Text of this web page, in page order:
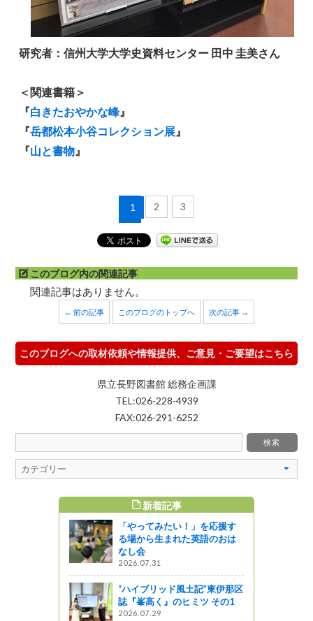
研究者：信州大学大学史資料センター 田中 圭美さん
＜関連書籍＞
『白きたおやかな峰』
『岳都松本小谷コレクション展 』
『山と書物 』
1 2 3
このブログ内の関連記事
関連記事はありません。
← 前の記事 このブログのトップへ 次の記事 →
このブログへの取材依頼や情報提供、ご意見・ご要望はこちら
県立長野図書館 総務企画課
TEL:026-228-4939
FAX:026-291-6252
新着記事
「やってみたい！」を応援す
る場から生まれた英語のおは
なし会
2026.07.31
“ハイブリッド風土記”東伊那区
誌『峯高く』のヒミツ その1
2026.07.29